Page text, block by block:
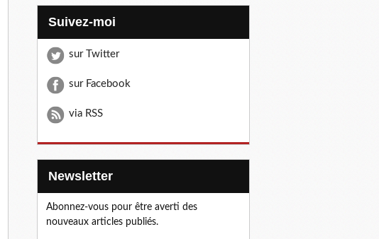
Suivez-moi
sur Twitter
sur Facebook
via RSS
Newsletter
Abonnez-vous pour être averti des
nouveaux articles publiés.